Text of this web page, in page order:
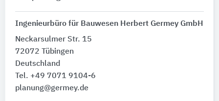
Ingenieurbüro für Bauwesen Herbert Germey GmbH
Neckarsulmer Str. 15
72072 Tübingen
Deutschland
Tel. +49 7071 9104-6
planung@germey.de